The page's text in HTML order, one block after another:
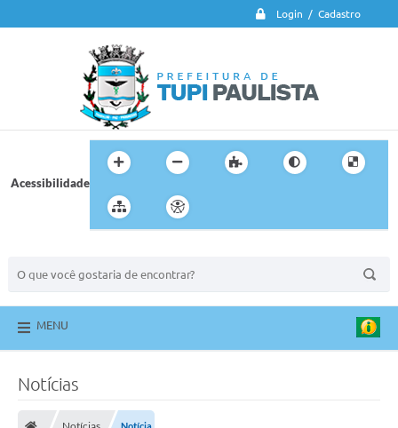
Login / Cadastro
Acessibilidade
MENU
Notícias